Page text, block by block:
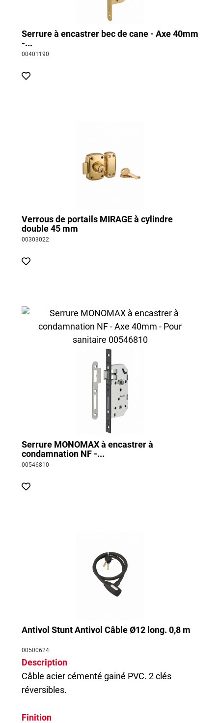
Serrure à encastrer bec de cane - Axe 40mm
-...
00401190
Verrous de portails MIRAGE à cylindre
double 45 mm
00303022
Serrure MONOMAX à encastrer à
condamnation NF -...
00546810
Antivol Stunt Antivol Câble Ø12 long. 0,8 m
00500624
Description
Câble acier cémenté gainé PVC. 2 clés
réversibles.
Finition